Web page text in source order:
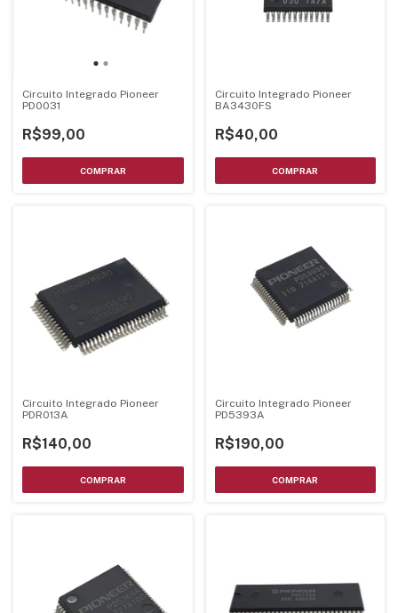
Circuito Integrado Pioneer
PD0031
R$99,00
Circuito Integrado Pioneer
BA3430FS
R$40,00
Circuito Integrado Pioneer
PDR013A
R$140,00
Circuito Integrado Pioneer
PD5393A
R$190,00